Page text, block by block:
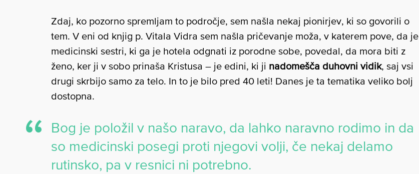
Zdaj, ko pozorno spremljam to področje, sem našla nekaj pionirjev, ki so govorili o
tem. V eni od knjig p. Vitala Vidra sem našla pričevanje moža, v katerem pove, da je
medicinski sestri, ki ga je hotela odgnati iz porodne sobe, povedal, da mora biti z
ženo, ker ji v sobo prinaša Kristusa – je edini, ki ji nadomešča duhovni vidik, saj vsi
drugi skrbijo samo za telo. In to je bilo pred 40 leti! Danes je ta tematika veliko bolj
dostopna.
Bog je položil v našo naravo, da lahko naravno rodimo in da
so medicinski posegi proti njegovi volji, če nekaj delamo
rutinsko, pa v resnici ni potrebno.